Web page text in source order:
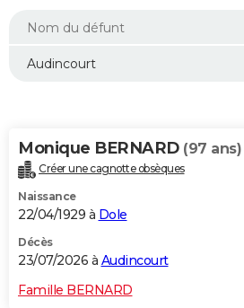
BRICOLAGE
WEEK-END
Alimentation
Guide de la santé
Maladies
Médicaments
Sommeil
VOYAGE
Destinations
City break
Voyage nature
Voyage de noces
Forum
Climat
+PHOTO
GUIDES D'ACHAT
Monique BERNARD (97 ans)
Créer une cagnotte obsèques
Naissance
22/04/1929 à Dole
Décès
23/07/2026 à Audincourt
Famille BERNARD